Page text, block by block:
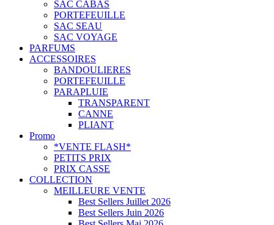
SAC CABAS
PORTEFEUILLE
SAC SEAU
SAC VOYAGE
PARFUMS
ACCESSOIRES
BANDOULIERES
PORTEFEUILLE
PARAPLUIE
TRANSPARENT
CANNE
PLIANT
Promo
*VENTE FLASH*
PETITS PRIX
PRIX CASSE
COLLECTION
MEILLEURE VENTE
Best Sellers Juillet 2026
Best Sellers Juin 2026